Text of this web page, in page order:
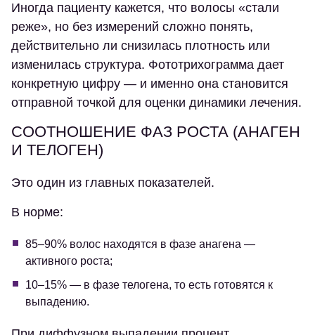
Иногда пациенту кажется, что волосы «стали
реже», но без измерений сложно понять,
действительно ли снизилась плотность или
изменилась структура. Фототрихограмма дает
конкретную цифру — и именно она становится
отправной точкой для оценки динамики лечения.
СООТНОШЕНИЕ ФАЗ РОСТА (АНАГЕН
И ТЕЛОГЕН)
Это один из главных показателей.
В норме:
85–90% волос находятся в фазе анагена —
активного роста;
10–15% — в фазе телогена, то есть готовятся к
выпадению.